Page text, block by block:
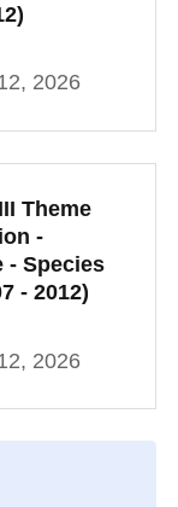
2026
Theme
-
- Species
- 2012)
2026